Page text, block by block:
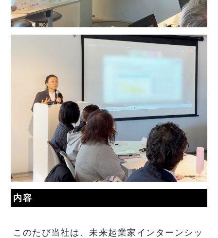
内容
このたび当社は、未来起業家インターンシッ